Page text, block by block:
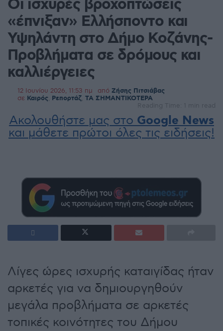
Οι ισχυρές βροχοπτώσεις
«έπνιξαν» Ελλήσποντο και
Υψηλάντη στο Δήμο Κοζάνης-
Προβλήματα σε δρόμους και
καλλιέργειες
12 Ιουνίου 2026, 11:53 πμ από Ζήσης Πιτσιάβας
σε Καιρός Ρεπορτάζ ΤΑ ΣΗΜΑΝΤΙΚΟΤΕΡΑ
Reading Time: 1 min read
Ακολουθήστε μας στο Google News
και μάθετε πρώτοι όλες τις ειδήσεις!
Λίγες ώρες ισχυρής καταιγίδας ήταν
αρκετές για να δημιουργηθούν
μεγάλα προβλήματα σε αρκετές
τοπικές κοινότητες του Δήμου